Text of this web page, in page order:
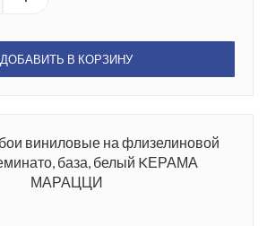
ДОБАВИТЬ В КОРЗИНУ